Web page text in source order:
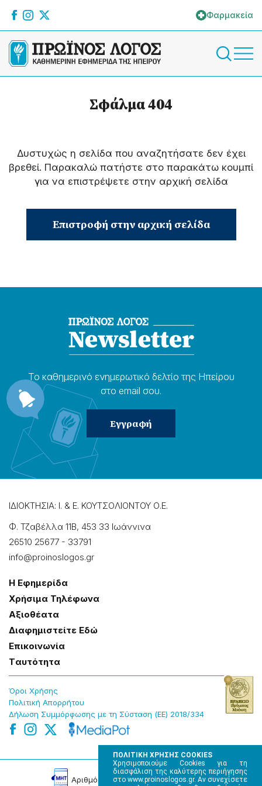
ΠΟΛΙΤΙΚΗ ΧΡΗΣΗΣ COOKIES
Χρησιμοποιούμε Cookies για τη
διασφάλιση της καλύτερης περιήγησης
στο www.proinoslogos.gr. Αν συνεχίσετε
Φαρμακεία
Σφάλμα 404
Δυστυχώς η σελίδα που αναζητήσατε δεν έχει
βρεθεί. Παρακαλώ πατήστε στο παρακάτω κουμπί
για να επιστρέψετε στην αρχική σελίδα
Επιστροφή στην αρχική σελίδα
Το καθημερɩνό ενημερωτɩκό δελτίο της Ηπείρου
στο email σου.
ΙΔΙΟΚΤΗΣΙΑ: Ι. & Ε. ΚΟΥΤΣΟΛΙΟΝΤΟΥ Ο.Ε.
Φ. Τζαβέλλα 11Β, 453 33 Ιωάννɩνα
26510 25677 - 33791
info@proinoslogos.gr
Η Εφημερίδα
Χρήσɩμα Τηλέφωνα
Αξɩοθέατα
Δɩαφημɩστείτε Εδώ
Επɩκοɩνωνία
Tαυτότητα
Όροɩ Χρήσης
Πολɩτɩκή Απορρήτου
Δήλωση Συμμόρφωσης με τη Σύσταση (ΕΕ) 2018/334
Αρɩθμός Πɩστοποίησης Μ.Η.Τ. 220242